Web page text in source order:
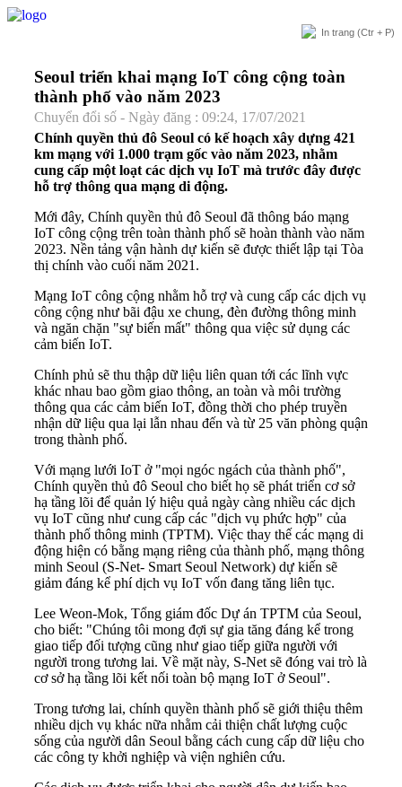
In trang (Ctr + P)
Seoul triển khai mạng IoT công cộng toàn
thành phố vào năm 2023
Chuyển đổi số - Ngày đăng : 09:24, 17/07/2021
Chính quyền thủ đô Seoul có kế hoạch xây dựng 421
km mạng với 1.000 trạm gốc vào năm 2023, nhằm
cung cấp một loạt các dịch vụ IoT mà trước đây được
hỗ trợ thông qua mạng di động.
Mới đây, Chính quyền thủ đô Seoul đã thông báo mạng
IoT công cộng trên toàn thành phố sẽ hoàn thành vào năm
2023. Nền tảng vận hành dự kiến sẽ được thiết lập tại Tòa
thị chính vào cuối năm 2021.
Mạng IoT công cộng nhằm hỗ trợ và cung cấp các dịch vụ
công cộng như bãi đậu xe chung, đèn đường thông minh
và ngăn chặn "sự biến mất" thông qua việc sử dụng các
cảm biến IoT.
Chính phủ sẽ thu thập dữ liệu liên quan tới các lĩnh vực
khác nhau bao gồm giao thông, an toàn và môi trường
thông qua các cảm biến IoT, đồng thời cho phép truyền
nhận dữ liệu qua lại lẫn nhau đến và từ 25 văn phòng quận
trong thành phố.
Với mạng lưới IoT ở "mọi ngóc ngách của thành phố",
Chính quyền thủ đô Seoul cho biết họ sẽ phát triển cơ sở
hạ tầng lõi để quản lý hiệu quả ngày càng nhiều các dịch
vụ IoT cũng như cung cấp các "dịch vụ phức hợp" của
thành phố thông minh (TPTM). Việc thay thế các mạng di
động hiện có bằng mạng riêng của thành phố, mạng thông
minh Seoul (S-Net- Smart Seoul Network) dự kiến sẽ
giảm đáng kể phí dịch vụ IoT vốn đang tăng liên tục.
Lee Weon-Mok, Tổng giám đốc Dự án TPTM của Seoul,
cho biết: "Chúng tôi mong đợi sự gia tăng đáng kể trong
giao tiếp đối tượng cũng như giao tiếp giữa người với
người trong tương lai. Về mặt này, S-Net sẽ đóng vai trò là
cơ sở hạ tầng lõi kết nối toàn bộ mạng IoT ở Seoul".
Trong tương lai, chính quyền thành phố sẽ giới thiệu thêm
nhiều dịch vụ khác nữa nhằm cải thiện chất lượng cuộc
sống của người dân Seoul bằng cách cung cấp dữ liệu cho
các công ty khởi nghiệp và viện nghiên cứu.